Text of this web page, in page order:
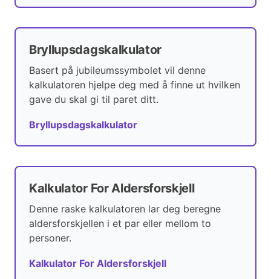
Bryllupsdagskalkulator
Basert på jubileumssymbolet vil denne
kalkulatoren hjelpe deg med å finne ut hvilken
gave du skal gi til paret ditt.
Bryllupsdagskalkulator
Kalkulator For Aldersforskjell
Denne raske kalkulatoren lar deg beregne
aldersforskjellen i et par eller mellom to
personer.
Kalkulator For Aldersforskjell